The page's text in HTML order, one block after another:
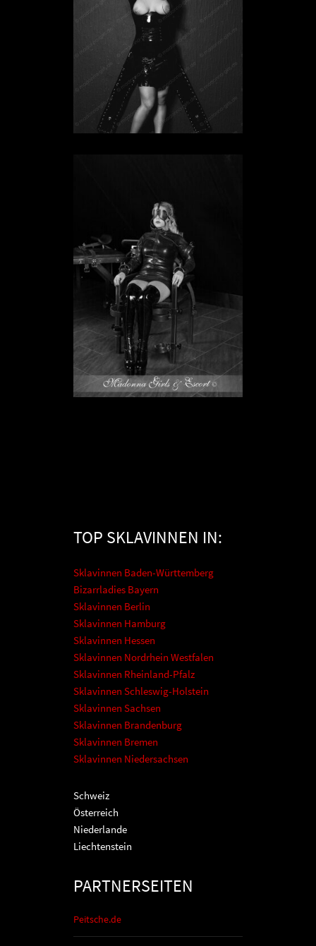
Sklavin Angelina
SKLAVIN IN HESSEN
Sklavin E-La
SKLAVIN IN HESSEN
SKLAVIN IN HESSEN
TOP SKLAVINNEN IN:
Sklavinnen Baden-Württemberg
Bizarrladies Bayern
Sklavinnen Berlin
Sklavinnen Hamburg
Sklavinnen Hessen
Sklavinnen Nordrhein Westfalen
Sklavinnen Rheinland-Pfalz
Sklavinnen Schleswig-Holstein
Sklavinnen Sachsen
Sklavinnen Brandenburg
Sklavinnen Bremen
Sklavinnen Niedersachsen
Schweiz
Österreich
Niederlande
Liechtenstein
PARTNERSEITEN
Peitsche.de